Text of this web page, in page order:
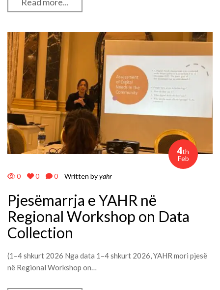
4th
Feb
0 0 0 Written byyahr
Pjesëmarrja e YAHR në
Regional Workshop on Data
Collection
(1–4 shkurt 2026 Nga data 1–4 shkurt 2026, YAHR mori pjesë
në Regional Workshop on…